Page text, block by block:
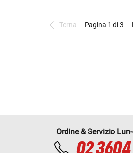
Torna Pagina 1 di 3
Ordine & Servizio
02